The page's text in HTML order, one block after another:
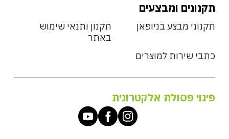
תקנונים ומבצעים
תקנוני מבצע בניופאן
תקנון ותנאי שימוש
באתר
כתבי שירות למוצרים
פינוי פסולת אלקטרונית